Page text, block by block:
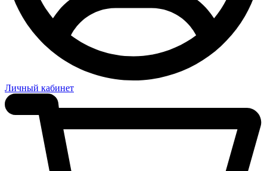
Личный кабинет